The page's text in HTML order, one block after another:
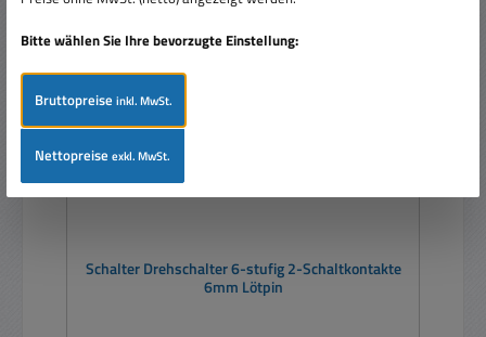
Schalter Drehschalter 6-stufig 2-Schaltkontakte
6mm Lötpin
Bitte wählen Sie Ihre bevorzugte Einstellung:
Bruttopreiseinkl. MwSt.
Nettopreiseexkl. MwSt.